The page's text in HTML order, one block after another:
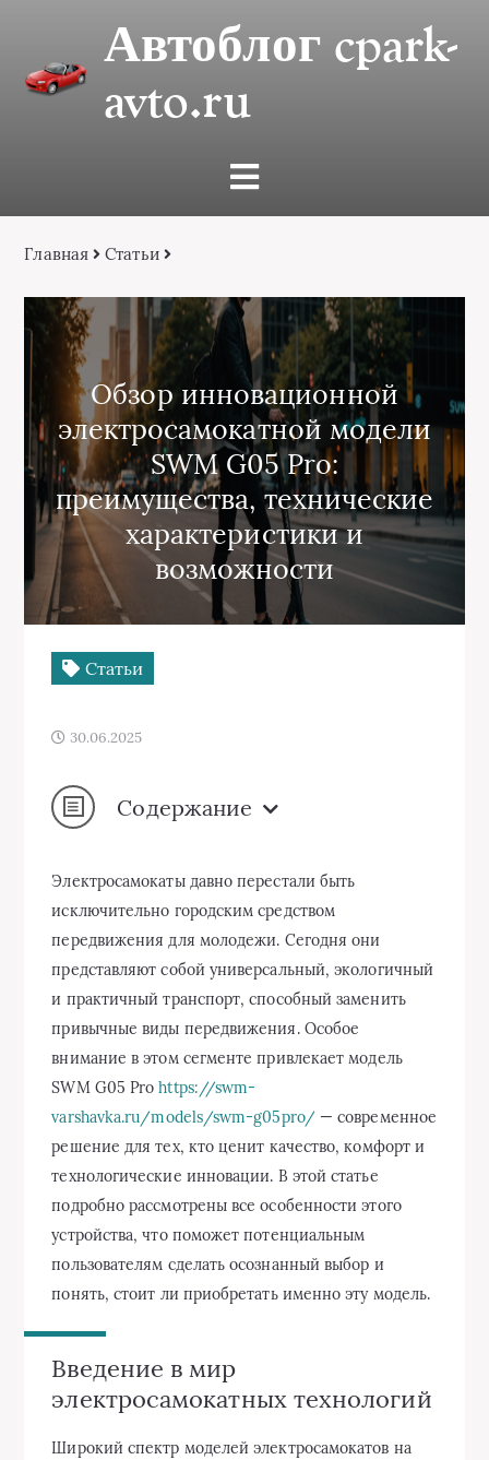
Автоблог cpark-
avto.ru
Главная Статьи
Обзор инновационной
электросамокатной модели
SWM G05 Pro:
преимущества, технические
характеристики и
возможности
Статьи
30.06.2025
Содержание
Электросамокаты давно перестали быть
исключительно городским средством
передвижения для молодежи. Сегодня они
представляют собой универсальный, экологичный
и практичный транспорт, способный заменить
привычные виды передвижения. Особое
внимание в этом сегменте привлекает модель
SWM G05 Prohttps://swm-
varshavka.ru/models/swm-g05pro/ — современное
решение для тех, кто ценит качество, комфорт и
технологические инновации. В этой статье
подробно рассмотрены все особенности этого
устройства, что поможет потенциальным
пользователям сделать осознанный выбор и
понять, стоит ли приобретать именно эту модель.
Введение в мир
электросамокатных технологий
Широкий спектр моделей электросамокатов на